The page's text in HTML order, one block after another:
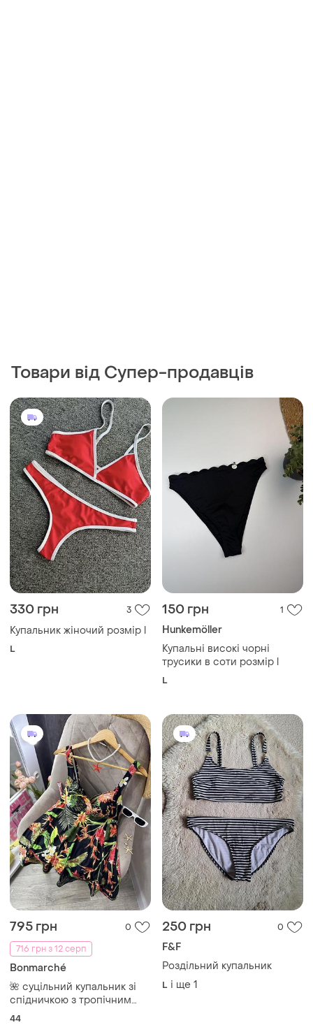
Товари від Супер-продавців
330 грн 3
Купальник жіночий розмір l
L
150 грн 1
Hunkemöller
Купальні високі чорні
трусики в соти розмір l
L
795 грн
0
716 грн з 12 серп
Bonmarché
🌺 суцільний купальник зі
спідничкою з тропічним
принтом з наліпкою 🌺
44
250 грн 0
F&F
Роздільний купальник
L і ще 1